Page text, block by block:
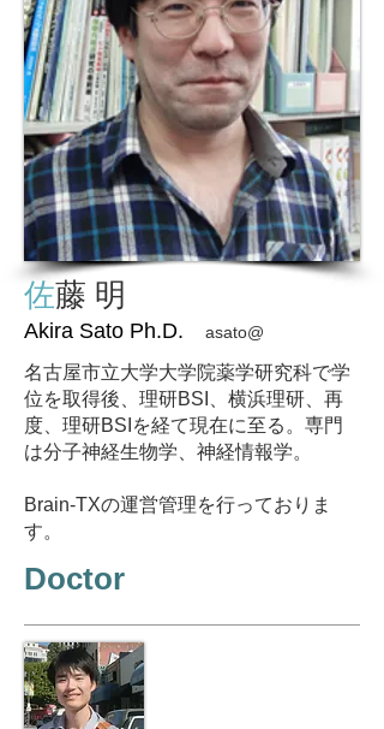
佐藤 明
Akira Sato Ph.D. asato@
名古屋市立大学大学院薬学研究科で学
位を取得後、理研BSI、横浜理研、再
度、理研BSIを経て現在に至る。専門
は分子神経生物学、神経情報学。
Brain-TXの運営管理を行っておりま
す。
Doctor